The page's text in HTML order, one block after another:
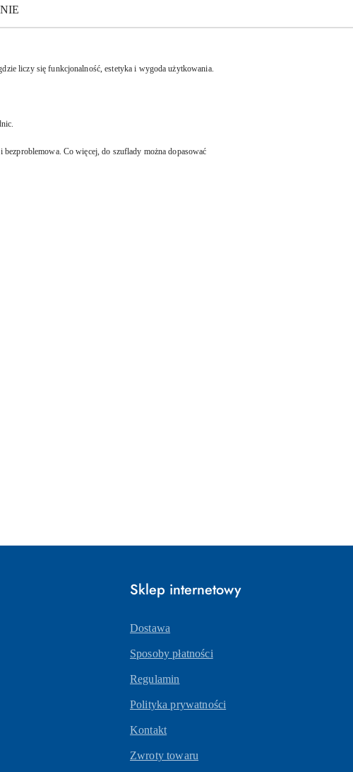
liczy się funkcjonalność, estetyka i wygoda użytkowania.
Co więcej, do szuflady można dopasować
Sklep internetowy
Dostawa
Sposoby płatności
Regulamin
Polityka prywatności
Kontakt
Zwroty towaru